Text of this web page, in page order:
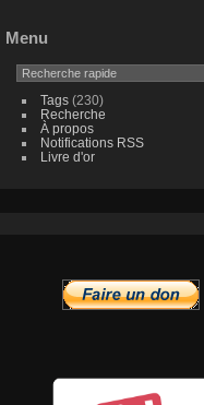
Menu
Tags(230)
Recherche
À propos
Notifications RSS
Livre d'or